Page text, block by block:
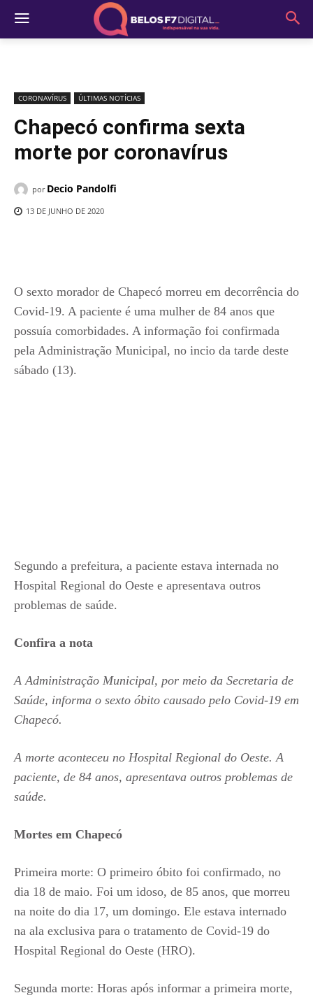
CORONAVÍRUS ÚLTIMAS NOTÍCIAS
Chapecó confirma sexta
morte por coronavírus
por Decio Pandolfi
13 DE JUNHO DE 2020
O sexto morador de Chapecó morreu em decorrência do
Covid-19. A paciente é uma mulher de 84 anos que
possuía comorbidades. A informação foi confirmada
pela Administração Municipal, no incio da tarde deste
sábado (13).
Segundo a prefeitura, a paciente estava internada no
Hospital Regional do Oeste e apresentava outros
problemas de saúde.
Confira a nota
A Administração Municipal, por meio da Secretaria de
Saúde, informa o sexto óbito causado pelo Covid-19 em
Chapecó.
A morte aconteceu no Hospital Regional do Oeste. A
paciente, de 84 anos, apresentava outros problemas de
saúde.
Mortes em Chapecó
Primeira morte: O primeiro óbito foi confirmado, no
dia 18 de maio. Foi um idoso, de 85 anos, que morreu
na noite do dia 17, um domingo. Ele estava internado
na ala exclusiva para o tratamento de Covid-19 do
Hospital Regional do Oeste (HRO).
Segunda morte: Horas após informar a primeira morte,